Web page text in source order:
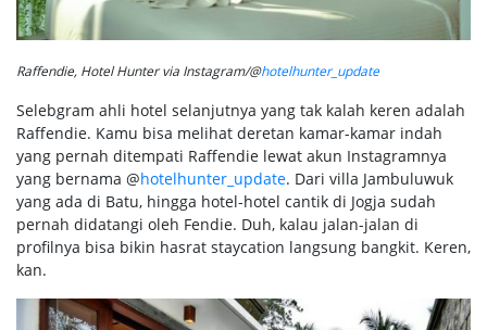
Raffendie, Hotel Hunter via Instagram/@hotelhunter_update
Selebgram ahli hotel selanjutnya yang tak kalah keren adalah
Raffendie. Kamu bisa melihat deretan kamar-kamar indah
yang pernah ditempati Raffendie lewat akun Instagramnya
yang bernama @hotelhunter_update. Dari villa Jambuluwuk
yang ada di Batu, hingga hotel-hotel cantik di Jogja sudah
pernah didatangi oleh Fendie. Duh, kalau jalan-jalan di
profilnya bisa bikin hasrat staycation langsung bangkit. Keren,
kan.